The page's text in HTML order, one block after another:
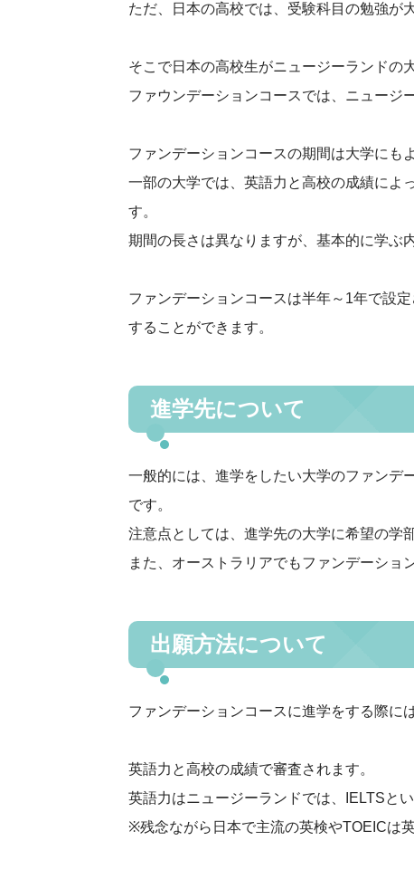
ただ、日本の高校では、受験科目の勉強が
そこで日本の高校生がニュージーランドの
ファウンデーションコースでは、ニュージ
ファンデーションコースの期間は大学にも
一部の大学では、英語力と高校の成績によ
す。
期間の長さは異なりますが、基本的に学ぶ
ファンデーションコースは半年～1年で設
することができます。
進学先について
一般的には、進学をしたい大学のファンデ
です。
注意点としては、進学先の大学に希望の学
また、オーストラリアでもファンデーショ
出願方法について
ファンデーションコースに進学をする際に
英語力と高校の成績で審査されます。
英語力はニュージーランドでは、IELTSと
※残念ながら日本で主流の英検やTOEICは